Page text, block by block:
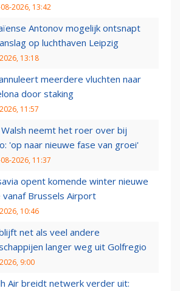
2026, 13:42
Antonov mogelijk ontsnapt
op luchthaven Leipzig
13:18
meerdere vluchten naar
door staking
11:57
Walsh neemt het roer over bij
'op naar nieuwe fase van groei'
2026, 11:37
opent komende winter nieuwe
Brussels Airport
10:46
net als veel andere
langer weg uit Golfregio
9:00
Air breidt netwerk verder uit: